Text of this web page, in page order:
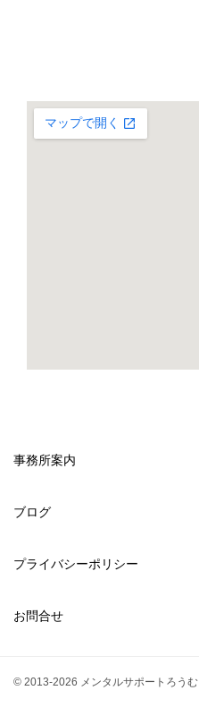
事務所案内
ブログ
プライバシーポリシー
お問合せ
© 2013-2026 メンタルサポートろうむ